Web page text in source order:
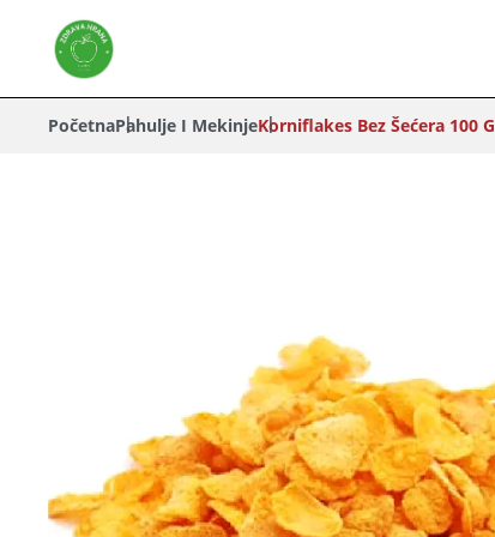
PočetnaPahulje I MekinjeKorniflakes Bez Šećera 100 G